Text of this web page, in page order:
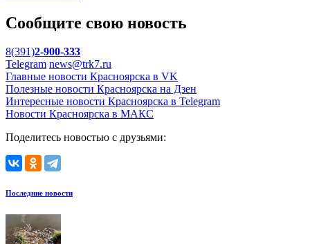
Сообщите свою новость
8(391)2-900-333
Telegram news@trk7.ru
Главные новости Красноярска в VK
Полезные новости Красноярска на Дзен
Интересные новости Красноярска в Telegram
Новости Красноярска в МАКС
Поделитесь новостью с друзьями:
Последние новости